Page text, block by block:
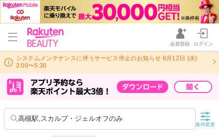
会員登録 ログイン
システムメンテナンスに伴うサービス停止のお知らせ 8月12日 (水)
2:00〜5:30
高槻駅,スカルプ・ジェルオフのみ
条件変更